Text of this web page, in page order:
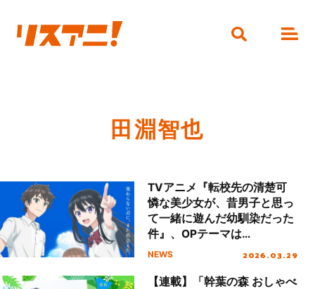
田淵智也
TVアニメ『転校先の清楚可
憐な美少女が、昔男子と思っ
て一緒に遊んだ幼馴染だった
件』、OPテーマは
DIALOGUE＋「夏に重ねて」
開！
NEWS 2026.03.29
【連載】「幹葉の森 おしゃべ